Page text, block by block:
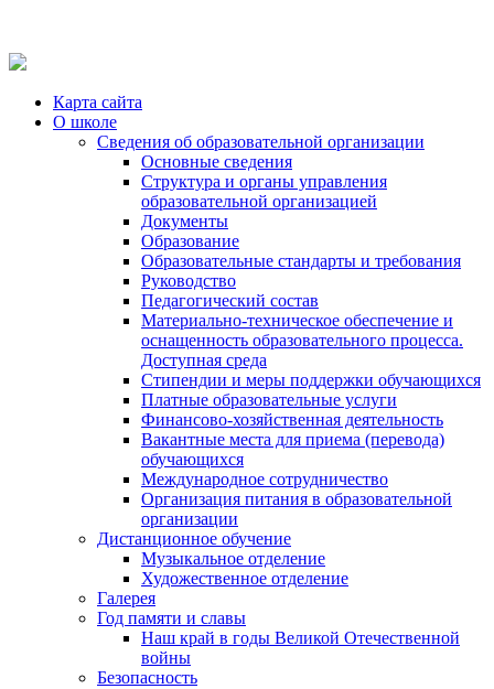
Карта сайта
О школе
Сведения об образовательной организации
Основные сведения
Структура и органы управления
образовательной организацией
Документы
Образование
Образовательные стандарты и требования
Руководство
Педагогический состав
Материально-техническое обеспечение и
оснащенность образовательного процесса.
Доступная среда
Стипендии и меры поддержки обучающихся
Платные образовательные услуги
Финансово-хозяйственная деятельность
Вакантные места для приема (перевода)
обучающихся
Международное сотрудничество
Организация питания в образовательной
организации
Дистанционное обучение
Музыкальное отделение
Художественное отделение
Галерея
Год памяти и славы
Наш край в годы Великой Отечественной
войны
Безопасность